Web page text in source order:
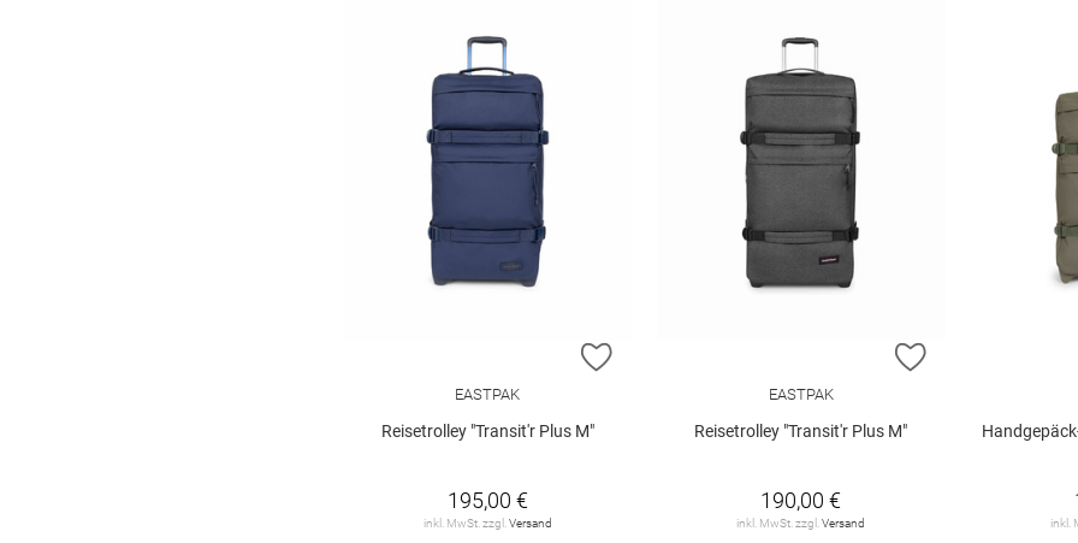
ZUR WUNSCHLISTE HINZUFÜGEN
EASTPAK
Reisetrolley "Transit'r Plus M"
195,00 €
inkl. MwSt. zzgl. Versand
ZUR
EASTPAK
Reisetrolley "Transit'r Plus M"
190,00 €
inkl. MwSt. zzgl.Versand
Handgepäck-
inkl.